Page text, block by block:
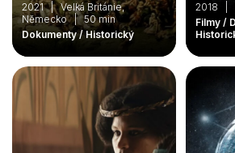
2021 | Velká Británie,
Německo | 50 min
Dokumenty / Historický
2018 |
Filmy /